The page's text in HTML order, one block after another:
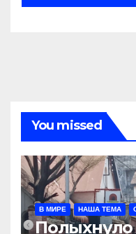
You missed
В МИРЕ НАША ТЕМА